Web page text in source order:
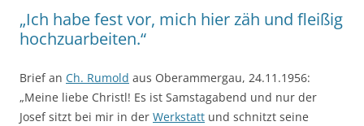
„Ich habe fest vor, mich hier zäh und fleißig
hochzuarbeiten.“
Brief an Ch. Rumold aus Oberammergau, 24.11.1956:
„Meine liebe Christl! Es ist Samstagabend und nur der
Josef sitzt bei mir in der Werkstatt und schnitzt seine